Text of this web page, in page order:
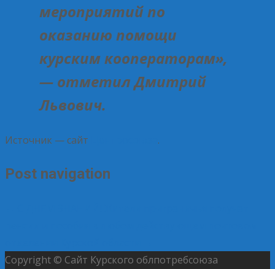
мероприятий по
оказанию помощи
курским кооператорам»,
— отметил Дмитрий
Львович.
Источник — сайт .
Post navigation
Copyright © Сайт Курского облпотребсоюза